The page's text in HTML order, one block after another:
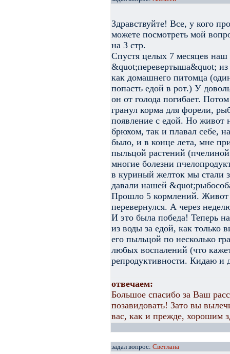
Здравствуйте! Все, у кого
можете посмотреть мой
на 3 стр.
Спустя целых 7 месяцев
&quot;перевертыша&quot;
как домашнего питомца
попасть едой в рот.) У
он от голода погибает.
гранул корма для форели,
появление с едой. Но живот
брюхом, так и плавал себе,
было, и в конце лета, мне
пыльцой растений
многие болезни
в куриный желток мы стали
давали нашей
Прошло 5 кормлений.
перевернулся. А через
И это была победа! Теперь
из воды за едой, как только
его пыльцой по несколько
любых воспалений (что
репродуктивности. Кидаю и
отвечаем:
Большое спасибо за Ваш
позавидовать! Зато вы
вас, как и прежде, хорошим
задал вопрос: Светлана